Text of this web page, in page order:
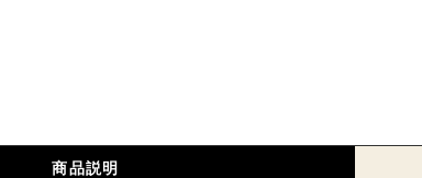
商品説明